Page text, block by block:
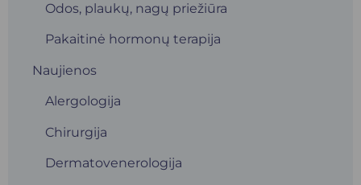
Odos, plaukų, nagų priežiūra
Pakaitinė hormonų terapija
Naujienos
Alergologija
Chirurgija
Dermatovenerologija